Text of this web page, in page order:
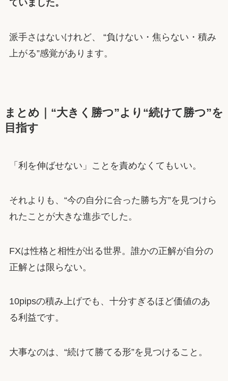
ていました。
派手さはないけれど、 “負けない・焦らない・積み
上がる”感覚があります。
まとめ｜“大きく勝つ”より“続けて勝つ”を
目指す
「利を伸ばせない」ことを責めなくてもいい。
それよりも、“今の自分に合った勝ち方”を見つけら
れたことが大きな進歩でした。
FXは性格と相性が出る世界。誰かの正解が自分の
正解とは限らない。
10pipsの積み上げでも、十分すぎるほど価値のあ
る利益です。
大事なのは、“続けて勝てる形”を見つけること。